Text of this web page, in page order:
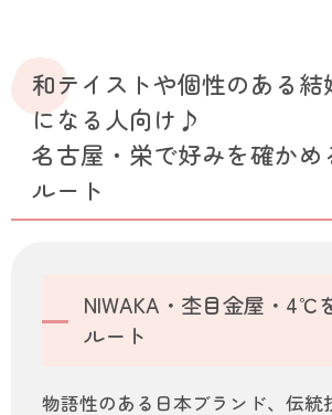
和テイストや個性のある結
になる人向け♪
名古屋・栄で好みを確かめ
ルート
NIWAKA・杢目金屋・4℃
ルート
物語性のある日本ブランド、伝統